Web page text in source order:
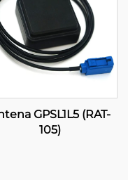
GPSL1L5 (RAT-
105)